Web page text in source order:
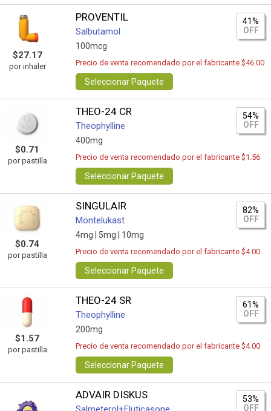
$27.17
por inhaler
PROVENTIL
Salbutamol
100mcg
41%
OFF
Precio de venta recomendado por el fabricante $46.00
Seleccionar Paquete
$0.71
por pastilla
THEO-24 CR
Theophylline
400mg
54%
OFF
Precio de venta recomendado por el fabricante $1.56
Seleccionar Paquete
$0.74
por pastilla
SINGULAIR
Montelukast
4mg | 5mg | 10mg
82%
OFF
Precio de venta recomendado por el fabricante $4.00
Seleccionar Paquete
$1.57
por pastilla
THEO-24 SR
Theophylline
200mg
61%
OFF
Precio de venta recomendado por el fabricante $4.00
Seleccionar Paquete
ADVAIR DISKUS
53%
OFF